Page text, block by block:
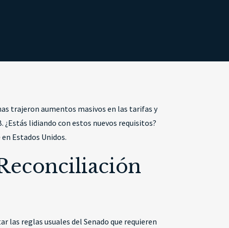
trajeron aumentos masivos en las tarifas y
lidiando con estos nuevos requisitos?
Estados Unidos.
las reglas usuales del Senado que requieren